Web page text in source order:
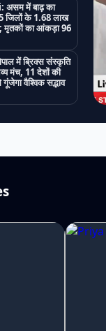
में बाढ़ का
जिलों के 1.68 लाख
मृतकों का आंकड़ा 96
में ब्रिक्स संस्कृति
मंच, 11 देशों की
वैश्विक सद्भाव